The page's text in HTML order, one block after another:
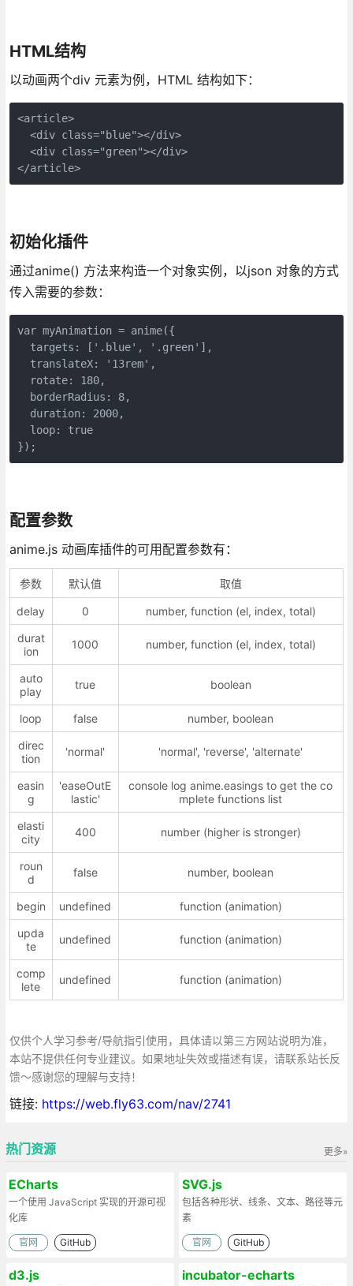
HTML结构
以动画两个div 元素为例，HTML 结构如下：
<article>
<div class="blue"></div>
<div class="green"></div>
</article>
初始化插件
通过anime() 方法来构造一个对象实例，以json 对象的方式
传入需要的参数：
var myAnimation = anime({
  targets: ['.blue', '.green'],
  translateX: '13rem',
  rotate: 180,
  borderRadius: 8,
  duration: 2000,
  loop: true
});
配置参数
anime.js 动画库插件的可用配置参数有：
参数 默认值 取值
delay 0
number, function (el, index, total)
durat
ion
1000 number, function (el, index, total)
auto
play
true boolean
loop false
number, boolean
direc
tion
'normal' 'normal', 'reverse', 'alternate'
easin
g
'easeOutE
lastic'
console log anime.easings to get the co
mplete functions list
elasti
city
400 number (higher is stronger)
roun
d
false number, boolean
begin undefined
function (animation)
upda
te
undefined function (animation)
comp
lete
undefined function (animation)
仅供个人学习参考/导航指引使用，具体请以第三方网站说明为准，
本站不提供任何专业建议。如果地址失效或描述有误，请联系站长反
馈～感谢您的理解与支持！
链接: https://web.fly63.com/nav/2741
更多»
热门资源
ECharts
一个使用 JavaScript 实现的开源可视
化库
官网 GitHub
SVG.js
包括各种形状、线条、文本、路径等元
素
官网 GitHub
d3.js incubator-echarts